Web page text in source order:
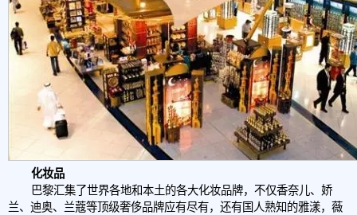
化妆品
巴黎汇集了世界各地和本土的各大化妆品牌，不仅香奈儿、娇
兰、迪奥、兰蔻等顶级奢侈品牌应有尽有，还有国人熟知的雅漾，薇